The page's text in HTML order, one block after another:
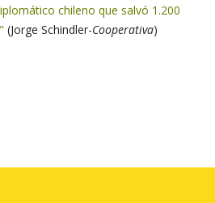
chileno que salvó 1.200
(Jorge Schindler-Cooperativa)